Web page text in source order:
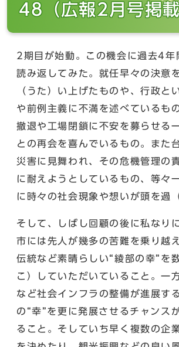
48（広報2月号掲
2期目が始動。この機会に過去4年
読み返してみた。就任早々の決意
（うた）い上げたものや、行政と
や前例主義に不満を述べているも
撤退や工場閉鎖に不安を募らせる
との再会を喜んでいるもの。また
災害に見舞われ、その危機管理の
に耐えようとしているもの、等々
に時々の社会現象や想いが頭を過
そして、しばし回顧の後に私なり
市には先人が幾多の苦難を乗り越
伝統など素晴らしい“綾部の幸”を
こ）していただいていること。一
など社会インフラの整備が進展す
の“幸”を更に発展させるチャンス
ること。そしていち早く複数の企